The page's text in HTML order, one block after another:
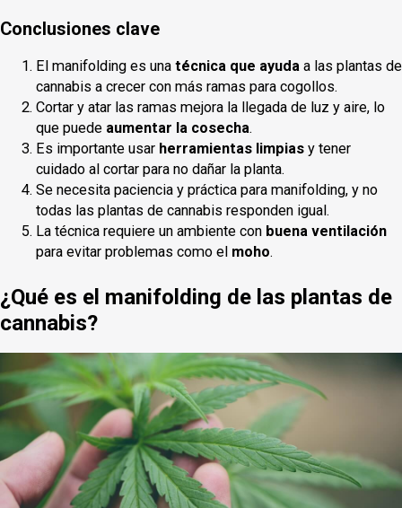
Conclusiones clave
El manifolding es una técnica que ayuda a las plantas de
cannabis a crecer con más ramas para cogollos.
Cortar y atar las ramas mejora la llegada de luz y aire, lo
que puede aumentar la cosecha.
Es importante usar herramientas limpias y tener
cuidado al cortar para no dañar la planta.
Se necesita paciencia y práctica para manifolding, y no
todas las plantas de cannabis responden igual.
La técnica requiere un ambiente con buena ventilación
para evitar problemas como el moho.
¿Qué es el manifolding de las plantas de
cannabis?